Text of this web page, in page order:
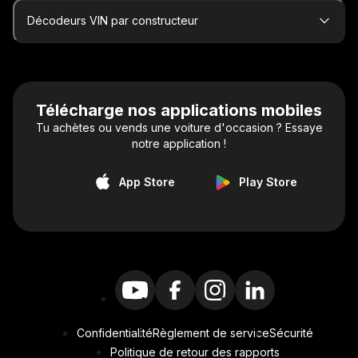
Décodeurs VIN par constructeur
Télécharge nos applications mobiles
Tu achètes ou vends une voiture d'occasion ? Essaye
notre application !
App Store Play Store
ConfidentialitéRèglement de serviceSécurité
Politique de retour des rapports